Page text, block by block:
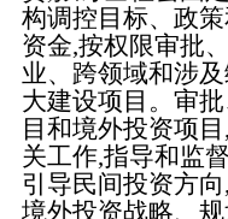
构调控目标、政
资金,按权限审批
业、跨领域和涉
大建设项目。审
目和境外投资项
关工作,指导和监
引导民间投资方
境外投资战略、